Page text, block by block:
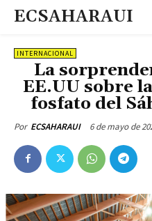
ECSAHARAUI
INTERNACIONAL
La
EE.UU sobre
fosfato del
Por ECSAHARAUI 6 de mayo de